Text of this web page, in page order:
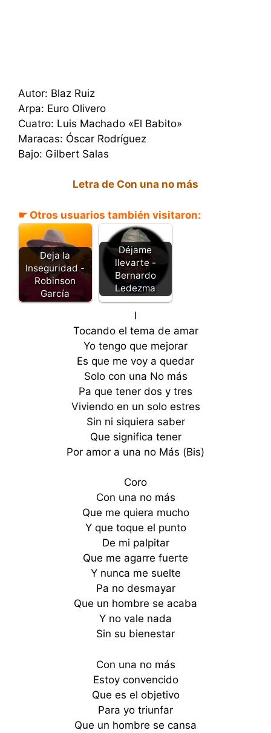
Autor: Blaz Ruiz
Arpa: Euro Olivero
Cuatro: Luis Machado «El Babito»
Maracas: Óscar Rodríguez
Bajo: Gilbert Salas
Letra de Con una no más
☛ Otros usuarios también visitaron:
Deja la
Inseguridad -
Robinson
García
Déjame
llevarte -
Bernardo
Ledezma
I
Tocando el tema de amar
Yo tengo que mejorar
Es que me voy a quedar
Solo con una No más
Pa que tener dos y tres
Viviendo en un solo estres
Sin ni siquiera saber
Que significa tener
Por amor a una no Más (Bis)
Coro
Con una no más
Que me quiera mucho
Y que toque el punto
De mi palpitar
Que me agarre fuerte
Y nunca me suelte
Pa no desmayar
Que un hombre se acaba
Y no vale nada
Sin su bienestar
Con una no más
Estoy convencido
Que es el objetivo
Para yo triunfar
Que un hombre se cansa